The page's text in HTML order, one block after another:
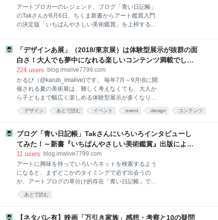
2049」等、同時期に公開された他作品との兼ね合い
で、ほとんど話題にならずすぐに上映打ち切りになり
ました。 僕も気づいたら見逃してしまっていたので、
感想を残しておきたい！と思ったので、新作映画では
ありませんが、感想・考察等を織り交ぜた映画レビュ
ーを書いてみたいと思います。 ※本エントリは、後半
アートブロガーのレジェンド、ブログ「青い日記帳」
のTakさんが8月6日、ちくま新書からアート鑑賞入門
の決定版「いちばんやさしい美術鑑賞」を上梓するこ
08-06 Amazonで購入 Kindleで購入 楽天ブックスで購
入 新書発売を記念して、アートブロガーのはろるどさ
ん（@harold_1234）、KINさん（@kin69kumi）など
共同で、Takさんと、筑摩書房の編集担当・大山悦子
さんにインタビューさせて頂いた、【インタビュー後
編】をお送りいたします！ こちらが、【インタビュー
まとめています。未読の方は、あわせてお読み頂ける
秘話やTakさんがアート鑑賞にハマったきっか
「デザインあ展」（2018/東京展）は体験型展示が抜群の面
白さ！大人でも夢中になれる楽しいコンテンツ満載でし
た！【展覧会感想・レビュー】 - あいむあらいぶ
224 users blog.imalive7799.com
かるび（@karub_imalive)です。 毎年7月～9月頃に開
催される夏の美術展は、難しく考えなくても、大人か
ら子どもまで幅広く楽しめる体験型展示が多くなりま
す。そんな中、7月19日からNHK Eテレの番組「デザ
インあ」と連動した企画展、「デザインあ展 in
「デザイン」の展示というと、なんだか難しいのかな
ぁ・・・と身構えていたのですが、行ってみてその面
白さに圧倒されました。これは本当に面白い！！ ユー
ョンを一つずつこなしているうちに、直感的にデザイ
ンの奥深さや面白さ、本質に気付かされていく、素晴
らしい展覧会でした。 早速ですが、展覧会に行ってき
た感想レポートを書いてみたいと思います！ １．企画
デザイン あとで読む イベント event design コンテンツ
ブログ「青い日記帳」Takさんにいろいろインタビューし
てみた！～新書『いちばんやさしい美術鑑賞』出版によせ
て～（前編） - あいむあらいぶ
11 users blog.imalive7799.com
アートに興味を持っていろいろネットを検索するよう
になると、まずどこかのタイミングで必ず出会うの
が、アートブログの草分け的存在「青い日記帳」で
す。ブログ主の名前はTak（たけ）さん（@Taktwi）と
いいます。 ブログ黎明期である2003年頃からコツコ
エントリーは実に5000以上。そしてその間、ずっと年
あとで読む
【ネタバレ有】映画「万引き家族」感想・考察と10の疑問